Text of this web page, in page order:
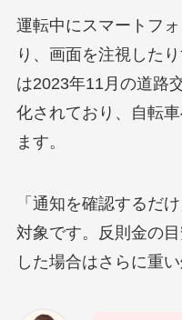
運転中にスマートフ
り、画面を注視した
は2023年11月の道路
化されており、自転
ます。
「通知を確認するだ
対象です。反則金の
した場合はさらに重